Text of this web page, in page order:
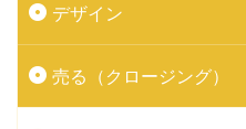
デザイン
売る（クロージング）